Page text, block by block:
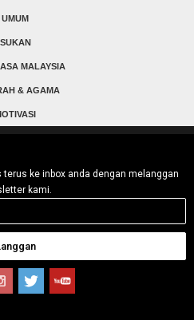
UMUM
SUKAN
MALAYSIA
& AGAMA
ke inbox anda dengan melanggan
kami.